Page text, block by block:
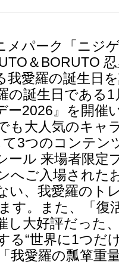
メパーク「ニジ
＆BORUTO
我愛羅の誕生日
の誕生日である
ー2026』を開催
も大人気のキャ
3つのコンテン
ール 来場者限定
へご入場された
い、我愛羅のト
す。また、「復
し大好評だった
る“世界に1つだ
我愛羅の瓢箪重